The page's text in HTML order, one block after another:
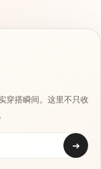
穿搭瞬间。这里不只收
➔